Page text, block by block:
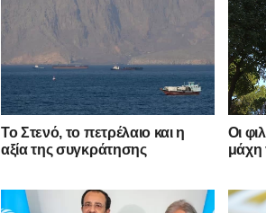
Το Στενό, το πετρέλαιο και η
αξία της συγκράτησης
Οι
μάχη